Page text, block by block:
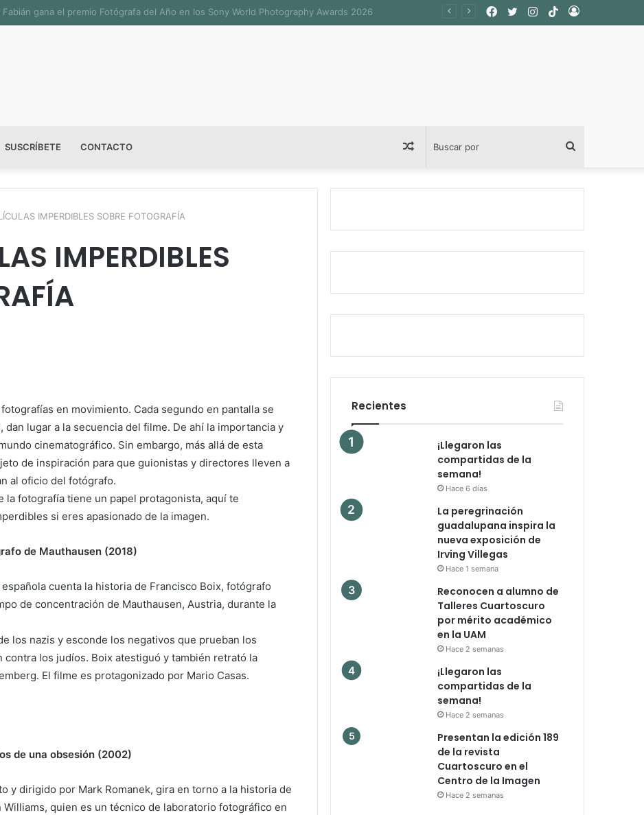
sala permanente «Pedro Valtierra» en la Fototeca de Zacatecas Acceso
TikTok
Instagram
Twitter
Facebook
SUSCRÍBETE CONTACTO
por
Publicación
al
azar
IMPERDIBLES SOBRE FOTOGRAFÍA
IMPERDIBLES
en movimiento. Cada segundo en pantalla se
lugar a la secuencia del filme. De ahí la importancia y
cinematográfico. Sin embargo, más allá de esta
de inspiración para que guionistas y directores lleven a
al oficio del fotógrafo.
la fotografía tiene un papel protagonista, aquí te
si eres apasionado de la imagen.
de Mauthausen (2018)
cuenta la historia de Francisco Boix, fotógrafo
de concentración de Mauthausen, Austria, durante la
los nazis y esconde los negativos que prueban los
los judíos. Boix atestiguó y también retrató la
El filme es protagonizado por Mario Casas.
de una obsesión (2002)
y dirigido por Mark Romanek, gira en torno a la historia de
quien es un técnico de laboratorio fotográfico en
Recientes
¡Llegaron las
compartidas de la
semana!
Hace 6 días
La peregrinación
guadalupana inspira la
nueva exposición de
Irving Villegas
Hace 1 semana
Reconocen a alumno de
Talleres Cuartoscuro
por mérito académico
en la UAM
Hace 2 semanas
¡Llegaron las
compartidas de la
semana!
Hace 2 semanas
Presentan la edición 189
de la revista
Cuartoscuro en el
Centro de la Imagen
Hace 2 semanas